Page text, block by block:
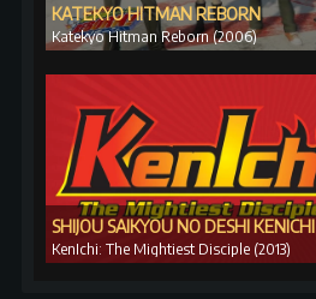
KATEKYO HITMAN REBORN
Katekyo Hitman Reborn (2006)
SHIJOU SAIKYOU NO DESHI KENICHI
KenIchi: The Mightiest Disciple (2013)